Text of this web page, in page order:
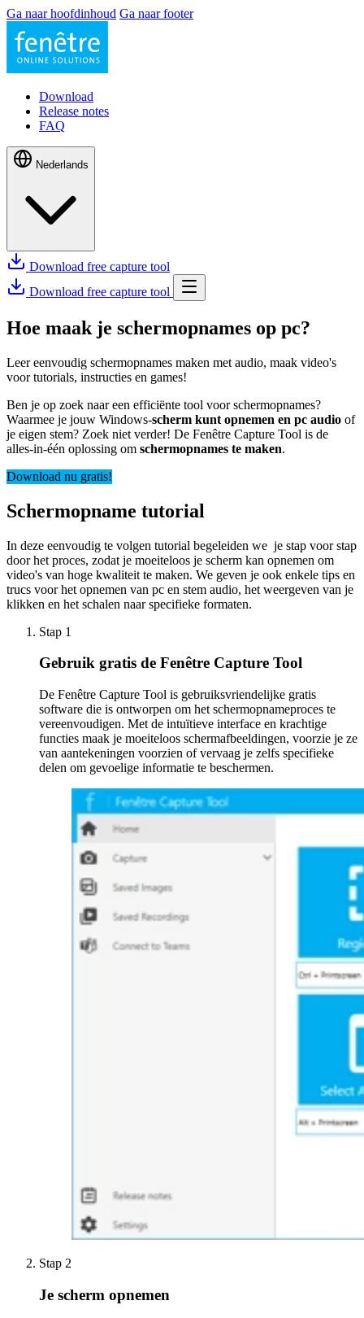
Ga naar hoofdinhoud Ga naar footer
Download
Release notes
FAQ
Nederlands
Download free capture tool
Download free capture tool
Hoe maak je schermopnames op pc?
Leer eenvoudig schermopnames maken met audio, maak video's
voor tutorials, instructies en games!
Ben je op zoek naar een efficiënte tool voor schermopnames?
Waarmee je jouw Windows-scherm kunt opnemen en pc audio of
je eigen stem? Zoek niet verder! De Fenêtre Capture Tool is de
alles-in-één oplossing om schermopnames te maken.
Download nu gratis!
Schermopname tutorial
In deze eenvoudig te volgen tutorial begeleiden we je stap voor stap
door het proces, zodat je moeiteloos je scherm kan opnemen om
video's van hoge kwaliteit te maken. We geven je ook enkele tips en
trucs voor het opnemen van pc en stem audio, het weergeven van je
klikken en het schalen naar specifieke formaten.
Stap 1
Gebruik gratis de Fenêtre Capture Tool
De Fenêtre Capture Tool is gebruiksvriendelijke gratis
software die is ontworpen om het schermopnameproces te
vereenvoudigen. Met de intuïtieve interface en krachtige
functies maak je moeiteloos schermafbeeldingen, voorzie je ze
van aantekeningen voorzien of vervaag je zelfs specifieke
delen om gevoelige informatie te beschermen.
Stap 2
Je scherm opnemen